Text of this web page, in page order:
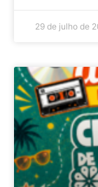
29 de julho de